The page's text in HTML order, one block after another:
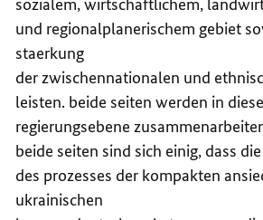
und regionalplanerischem gebiet
staerkung
der zwischennationalen und
leisten. beide seiten werden in
regierungsebene
beide seiten sind sich einig, dass
des prozesses der kompakten
ukrainischen